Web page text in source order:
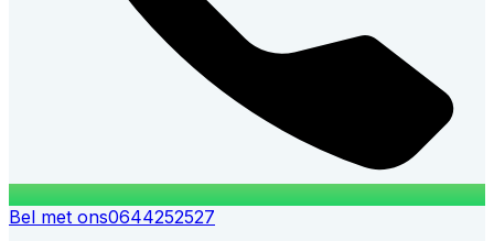
Bel met ons0644252527